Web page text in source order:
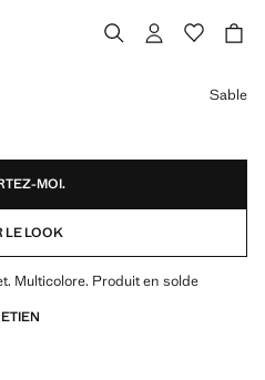
Sable
MOI.
LE LOOK
Multicolore. Produit en solde